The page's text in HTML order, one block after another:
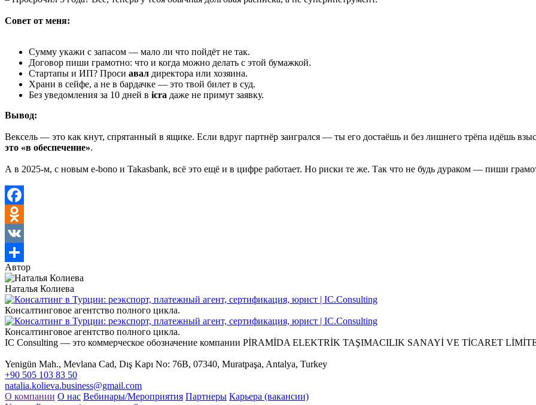
Совет от меня:
Сумму укажи с запасом — мало ли что пойдёт не так.
Договор пиши грамотно: что и когда можно делать с этой бумажкой.
Стартапы и ИП? Проси авал директора или хозяина.
Храни в сейфе, а не в бардачке — это твой билет в суд.
Без уведомления за 10 дней в icra даже не примут заявку.
Вывод:
Вексель — это как кнут, спрятанный в ящике. Если вдруг партнёр заигрался — ты его достаёшь и без лишнего трёпа идёшь
это «в обеспечение».
А в 2025-м, с новым e-bono и Takasbank, всё это ещё и в цифре работает. Но риски те же. Так что не будь дураком — пиши
Facebook
Odnoklassniki
VK
Отправить
Автор
Наталья Колиева
Консалтинговое агентство полного цикла.
Консалтинговое агентство полного цикла.
IC Consulting — это коммерческое обозначение компании PİRAMİDA ELEKTRİK TAŞIMACILIK SANAYİ VE TİCARET
Yenigün Mah., Mevlana Cad, Dış Kapı No: 76B, 07340, Muratpaşa, Antalya, Turkey
+90 505 103 83 50
natalia.kolieva.business@gmail.com
О компании О нас Вебинары/Мероприятия Партнеры Карьера (вакансии)